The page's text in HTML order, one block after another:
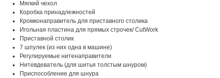
Мягкий чехол
Коробка принадлежностей
Кромконаправитель для приставного столика
Игольная пластина для прямых строчек/ CutWork
Приставной столик
7 шпулек (из них одна в машине)
Регулируемые нитенаправители
Нитевдеватель (для шитья толстым шнуром)
Приспособление для шнура